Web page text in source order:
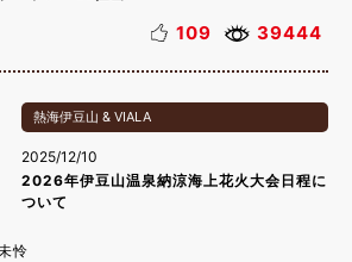
109 39444
熱海伊豆山 & VIALA
2025/12/10
2026年伊豆山温泉納涼海上花火大会日程に
ついて
怜